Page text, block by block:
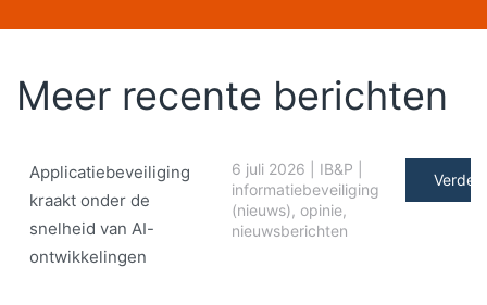
Meer recente berichten
Applicatiebeveiliging
kraakt onder de
snelheid van AI-
ontwikkelingen
6 juli 2026 IB&P
informatiebeveiliging
(nieuws), opinie,
nieuwsberichten
Verder